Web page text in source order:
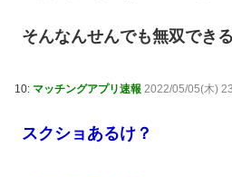
そんなんせんでも無双でき
10: マッチングアプリ速報 2022/05/05(木)
スクショあるけ？